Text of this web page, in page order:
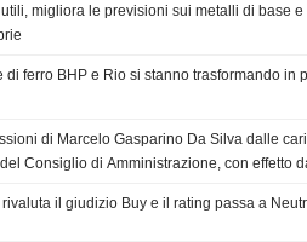
migliora le previsioni sui metalli di base e
di ferro BHP e Rio si stanno trasformando in
di Marcelo Gasparino Da Silva dalle
Consiglio di Amministrazione, con effetto
il giudizio Buy e il rating passa a